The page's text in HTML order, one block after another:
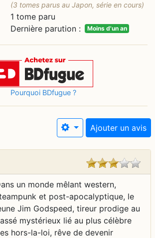
(3 tomes parus au Japon, série en cours)
1 tome paru
Dernière parution :
Moins d'un an
Pourquoi BDfugue ?
Ajouter un avis
un monde mêlant western,
et post-apocalyptique, le
Jim Godspeed, tireur prodige au
mystérieux lié au plus célèbre
hors-la-loi, rêve de devenir